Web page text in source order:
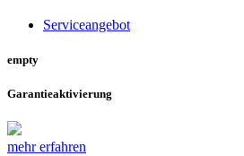
Serviceangebot
empty
Garantieaktivierung
mehr erfahren